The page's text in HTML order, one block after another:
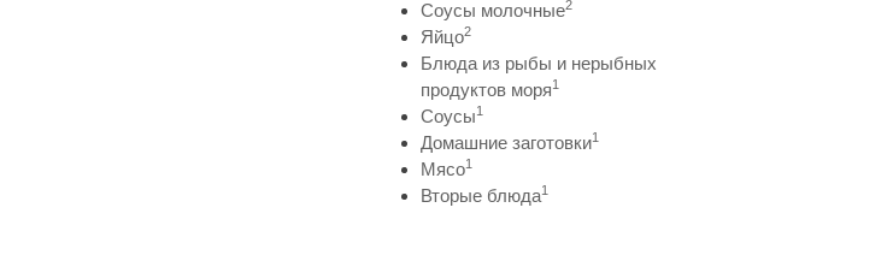
Соусы молочные2
Яйцо2
Блюда из рыбы и нерыбных
продуктов моря1
Соусы1
Домашние заготовки1
Мясо1
Вторые блюда1